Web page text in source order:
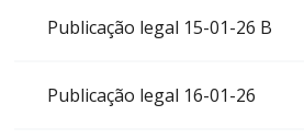
Publicação legal 15-01-26 B
Publicação legal 16-01-26